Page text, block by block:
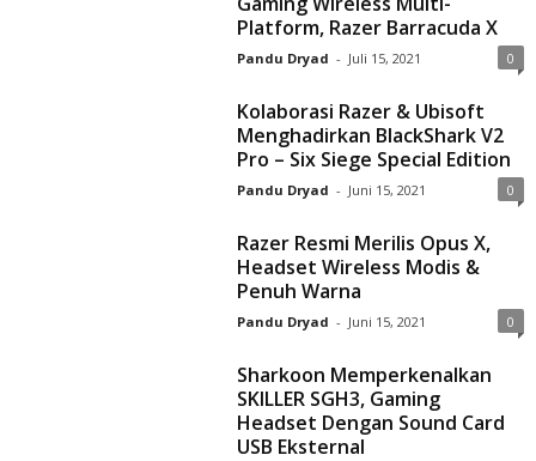
Platform, Razer Barracuda X
Pandu Dryad - Juli 15, 2021 0
Kolaborasi Razer & Ubisoft
Menghadirkan BlackShark V2
Pro – Six Siege Special Edition
Pandu Dryad - Juni 15, 2021 0
Razer Resmi Merilis Opus X,
Headset Wireless Modis &
Penuh Warna
Pandu Dryad - Juni 15, 2021 0
Sharkoon Memperkenalkan
SKILLER SGH3, Gaming
Headset Dengan Sound Card
USB Eksternal